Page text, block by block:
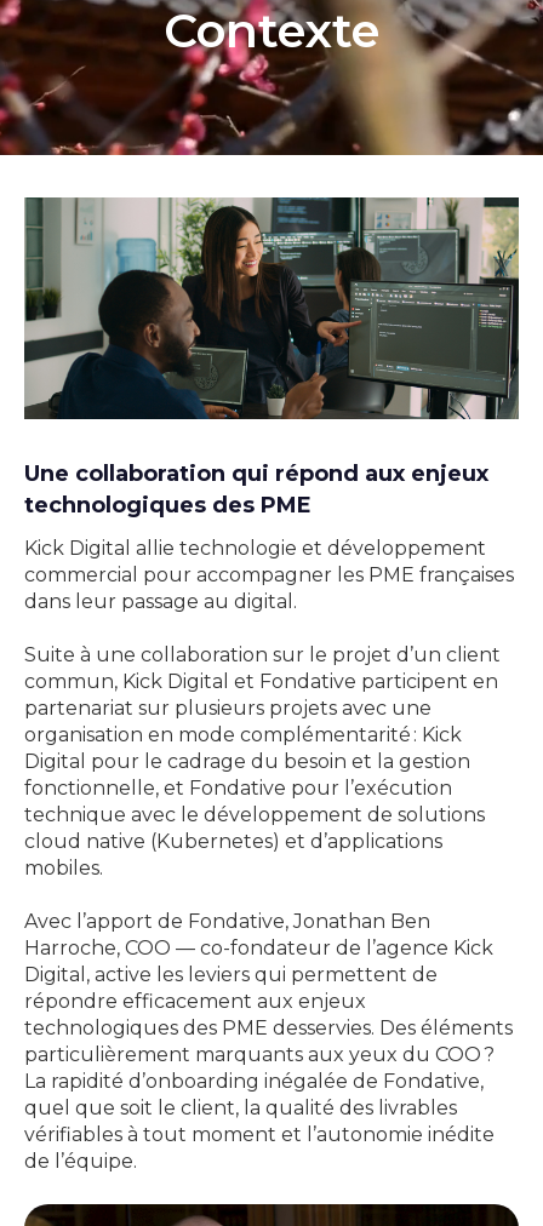
Contexte
Une collaboration qui répond aux enjeux
technologiques des PME
Kick Digital allie technologie et développement
commercial pour accompagner les PME françaises
dans leur passage au digital.
Suite à une collaboration sur le projet d’un client
commun, Kick Digital et Fondative participent en
partenariat sur plusieurs projets avec une
organisation en mode complémentarité : Kick
Digital pour le cadrage du besoin et la gestion
fonctionnelle, et Fondative pour l’exécution
technique avec le développement de solutions
cloud native (Kubernetes) et d’applications
mobiles.
Avec l’apport de Fondative, Jonathan Ben
Harroche, COO — co-fondateur de l’agence Kick
Digital, active les leviers qui permettent de
répondre efficacement aux enjeux
technologiques des PME desservies. Des éléments
particulièrement marquants aux yeux du COO ?
La rapidité d’onboarding inégalée de Fondative,
quel que soit le client, la qualité des livrables
vérifiables à tout moment et l’autonomie inédite
de l’équipe.